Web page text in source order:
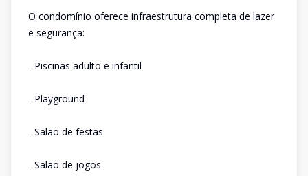
O condomínio oferece infraestrutura completa de lazer
e segurança:
- Piscinas adulto e infantil
- Playground
- Salão de festas
- Salão de jogos